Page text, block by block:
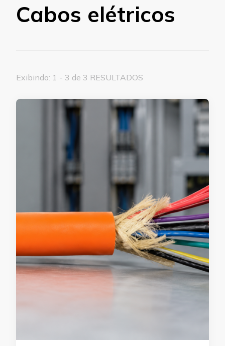
Cabos elétricos
Exibindo: 1 - 3 de 3 RESULTADOS